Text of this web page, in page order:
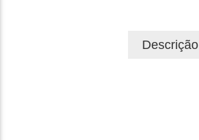
Descrição